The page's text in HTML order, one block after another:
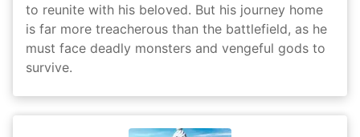
to reunite with his beloved. But his journey home
is far more treacherous than the battlefield, as he
must face deadly monsters and vengeful gods to
survive.